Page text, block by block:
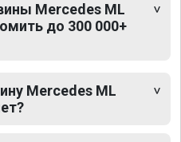
Mercedes ML
до 300 000+
Mercedes ML